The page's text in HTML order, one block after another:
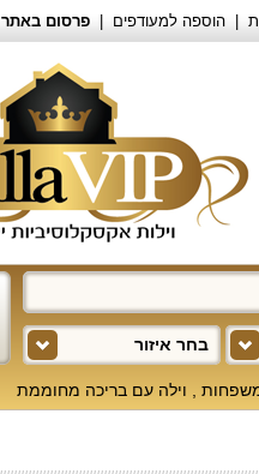
הוספה למעודפים פרסום באתר
בחר איזור
וילה עם בריכה מחוממת